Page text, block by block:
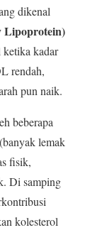
dikenal
Lipoprotein)
kadar
rendah,
pun naik.
beberapa
lemak
fisik,
Di samping
kolesterol